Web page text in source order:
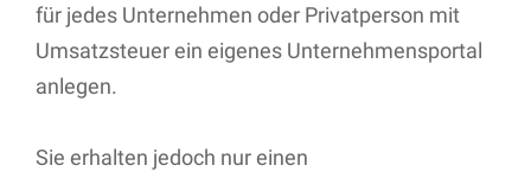
für jedes Unternehmen oder Privatperson mit
Umsatzsteuer ein eigenes Unternehmensportal
anlegen.
Sie erhalten jedoch nur einen